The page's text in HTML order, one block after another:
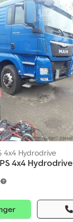
4x4 Hydrodrive
4x4 Hydrodrive